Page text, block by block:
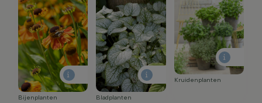
Bijenplanten Bladplanten
Kruidenplanten